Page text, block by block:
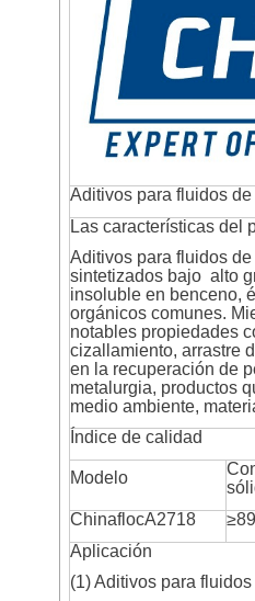
Aditivos para fluidos
Las características del
Aditivos para fluidos
sintetizados bajo alto
insoluble en benceno,
orgánicos comunes.
notables propiedades
cizallamiento, arrastre
en la recuperación de
metalurgia, productos
medio ambiente,
Índice de calidad
Modelo
ChinaflocA2718 ≥89
Aplicación
(1) Aditivos para